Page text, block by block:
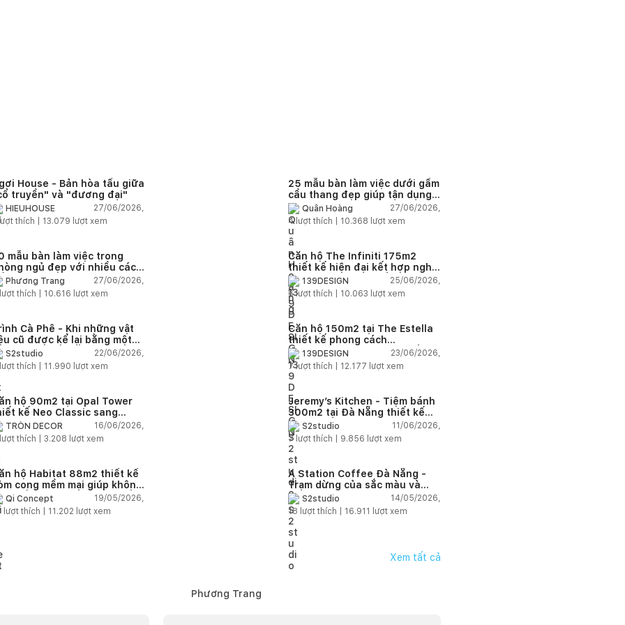
House - Bản hòa tấu giữa
truyền" và "đương đại"
HIEUHOUSE
27/06/2026,
thích | 13.079 lượt xem
25 mẫu bàn làm việc dưới gầm
cầu thang đẹp giúp tận dụng
diện tích tưởng chừng bị bỏ
quên
Quân Hoàng
27/06/2026,
4lượt thích | 10.368 lượt xem
mẫu bàn làm việc trong
ngủ đẹp với nhiều cách
trí thông minh cho mọi diện
Phương Trang
27/06/2026,
lượt thích | 10.616 lượt xem
Căn hộ The Infiniti 175m2
thiết kế hiện đại kết hợp nghệ
thuật Modern Art đầy cảm xúc
139DESIGN
25/06/2026,
6lượt thích | 10.063 lượt xem
Cà Phê - Khi những vật
cũ được kể lại bằng một
ngữ thiết kế mới
S2studio
22/06/2026,
lượt thích | 11.990 lượt xem
Căn hộ 150m2 tại The Estella
thiết kế phong cách
Farmhouse thanh lịch và ấm
áp
139DESIGN
23/06/2026,
7lượt thích | 12.177 lượt xem
hộ 90m2 tại Opal Tower
kế Neo Classic sang
cho gia đình trẻ
TRÒN DECOR
16/06/2026,
lượt thích | 3.208 lượt xem
Jeremy’s Kitchen - Tiệm bánh
300m2 tại Đà Nẵng thiết kế
phong cách công nghiệp hiện
đại ngập tràn ánh sáng tự
nhiên
S2studio
11/06/2026,
7 lượt thích | 9.856 lượt xem
hộ Habitat 88m2 thiết kế
cong mềm mại giúp không
sống hiện đại trở nên ấm
hơn
Qi Concept
19/05/2026,
lượt thích | 11.202 lượt xem
A Station Coffee Đà Nẵng -
Trạm dừng của sắc màu và
cảm hứng
S2studio
14/05/2026,
18 lượt thích | 16.911 lượt xem
Xem tất cả
Phương Trang